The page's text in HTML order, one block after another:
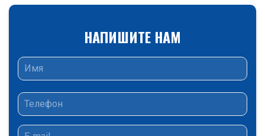
НАПИШИТЕ НАМ